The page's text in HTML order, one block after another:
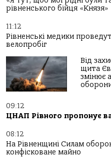
рівненського бійця «Князя»
11:12
Рівненські медики
велопробіг
Від
щита
змінює
09:12
ЦНАП Рівного пропонує
08:12
На Рівненщині Силам
конфісковане майно